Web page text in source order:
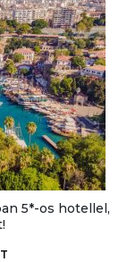
5*-os hotellel,